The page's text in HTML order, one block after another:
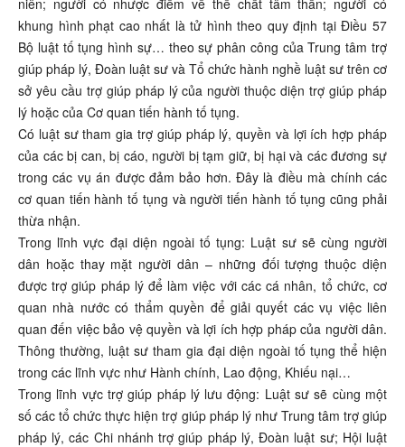
niên; người có nhược điểm về thể chất tâm thần; người có
khung hình phạt cao nhất là tử hình theo quy định tại Điều 57
Bộ luật tố tụng hình sự… theo sự phân công của Trung tâm trợ
giúp pháp lý, Đoàn luật sư và Tổ chức hành nghề luật sư trên cơ
sở yêu cầu trợ giúp pháp lý của người thuộc diện trợ giúp pháp
lý hoặc của Cơ quan tiến hành tố tụng.
Có luật sư tham gia trợ giúp pháp lý, quyền và lợi ích hợp pháp
của các bị can, bị cáo, người bị tạm giữ, bị hại và các đương sự
trong các vụ án được đảm bảo hơn. Đây là điều mà chính các
cơ quan tiến hành tố tụng và người tiến hành tố tụng cũng phải
thừa nhận.
Trong lĩnh vực đại diện ngoài tố tụng: Luật sư sẽ cùng người
dân hoặc thay mặt người dân – những đối tượng thuộc diện
được trợ giúp pháp lý để làm việc với các cá nhân, tổ chức, cơ
quan nhà nước có thẩm quyền để giải quyết các vụ việc liên
quan đến việc bảo vệ quyền và lợi ích hợp pháp của người dân.
Thông thường, luật sư tham gia đại diện ngoài tố tụng thể hiện
trong các lĩnh vực như Hành chính, Lao động, Khiếu nại…
Trong lĩnh vực trợ giúp pháp lý lưu động: Luật sư sẽ cùng một
số các tổ chức thực hiện trợ giúp pháp lý như Trung tâm trợ giúp
pháp lý, các Chi nhánh trợ giúp pháp lý, Đoàn luật sư; Hội luật